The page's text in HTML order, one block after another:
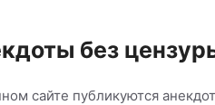
без
сайте публикуются